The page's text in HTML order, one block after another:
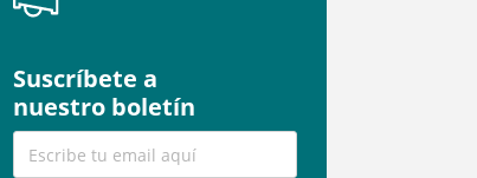
Suscríbete a
nuestro boletín